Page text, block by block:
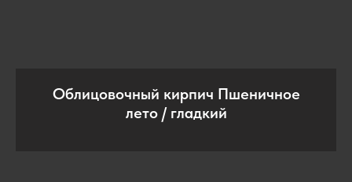
Облицовочный кирпич Пшеничное
лето / гладкий